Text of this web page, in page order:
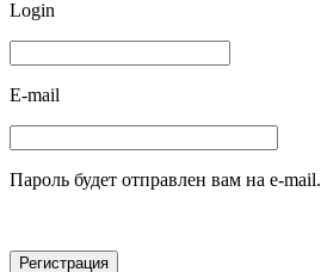
Login
E-mail
Пароль будет отправлен вам на e-mail.